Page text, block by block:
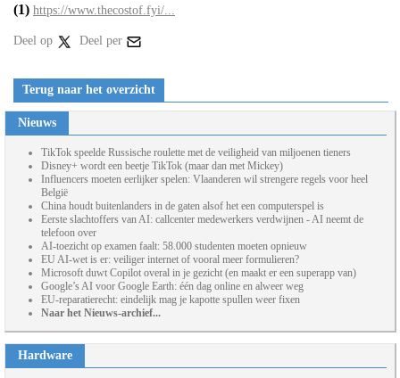
(1) https://www.thecostof.fyi/...
Deel op Deel per
Terug naar het overzicht
Nieuws
TikTok speelde Russische roulette met de veiligheid van miljoenen tieners
Disney+ wordt een beetje TikTok (maar dan met Mickey)
Influencers moeten eerlijker spelen: Vlaanderen wil strengere regels voor heel
België
China houdt buitenlanders in de gaten alsof het een computerspel is
Eerste slachtoffers van AI: callcenter medewerkers verdwijnen - AI neemt de
telefoon over
AI-toezicht op examen faalt: 58.000 studenten moeten opnieuw
EU AI-wet is er: veiliger internet of vooral meer formulieren?
Microsoft duwt Copilot overal in je gezicht (en maakt er een superapp van)
Google’s AI voor Google Earth: één dag online en alweer weg
EU-reparatierecht: eindelijk mag je kapotte spullen weer fixen
Naar het Nieuws-archief...
Hardware